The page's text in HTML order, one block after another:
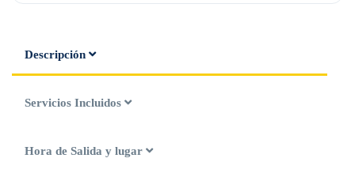
Descripción
Servicios Incluidos
Hora de Salida y lugar